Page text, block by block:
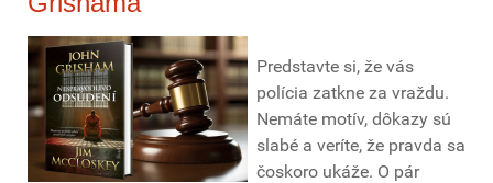
Predstavte si, že vás
polícia zatkne za vraždu.
Nemáte motív, dôkazy sú
slabé a veríte, že pravda sa
čoskoro ukáže. O pár